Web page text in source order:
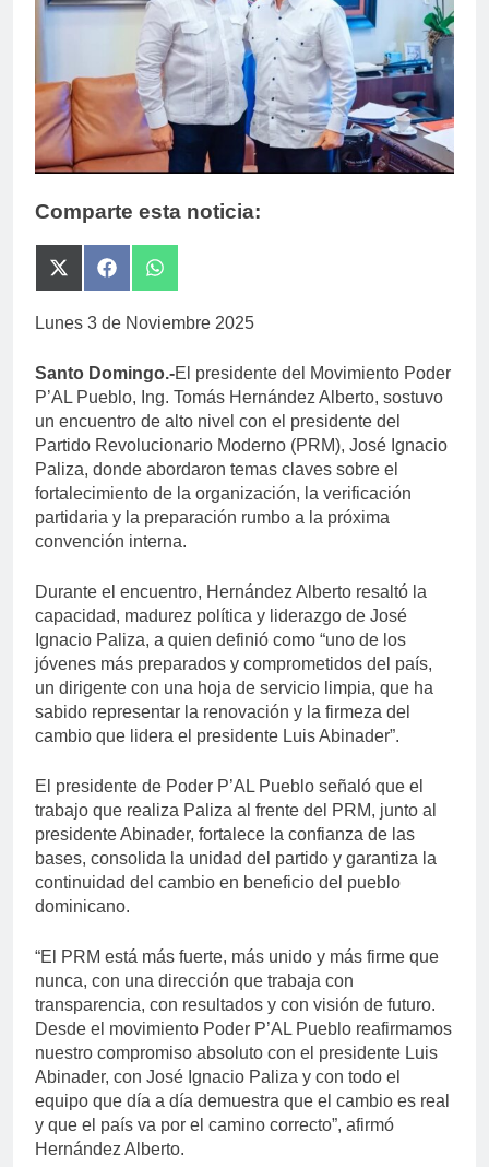
Comparte esta noticia:
Compartir
en
(Twitter)
Compartir
en
Compartir
en
Lunes 3 de Noviembre 2025
Santo Domingo.-El presidente del Movimiento Poder
P’AL Pueblo, Ing. Tomás Hernández Alberto, sostuvo
un encuentro de alto nivel con el presidente del
Partido Revolucionario Moderno (PRM), José Ignacio
Paliza, donde abordaron temas claves sobre el
fortalecimiento de la organización, la verificación
partidaria y la preparación rumbo a la próxima
convención interna.
Durante el encuentro, Hernández Alberto resaltó la
capacidad, madurez política y liderazgo de José
Ignacio Paliza, a quien definió como “uno de los
jóvenes más preparados y comprometidos del país,
un dirigente con una hoja de servicio limpia, que ha
sabido representar la renovación y la firmeza del
cambio que lidera el presidente Luis Abinader”.
El presidente de Poder P’AL Pueblo señaló que el
trabajo que realiza Paliza al frente del PRM, junto al
presidente Abinader, fortalece la confianza de las
bases, consolida la unidad del partido y garantiza la
continuidad del cambio en beneficio del pueblo
dominicano.
“El PRM está más fuerte, más unido y más firme que
nunca, con una dirección que trabaja con
transparencia, con resultados y con visión de futuro.
Desde el movimiento Poder P’AL Pueblo reafirmamos
nuestro compromiso absoluto con el presidente Luis
Abinader, con José Ignacio Paliza y con todo el
equipo que día a día demuestra que el cambio es real
y que el país va por el camino correcto”, afirmó
Hernández Alberto.